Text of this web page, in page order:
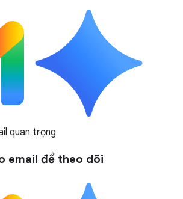
quan trọng
email để theo dõi